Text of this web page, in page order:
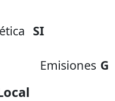
SI
Emisiones G